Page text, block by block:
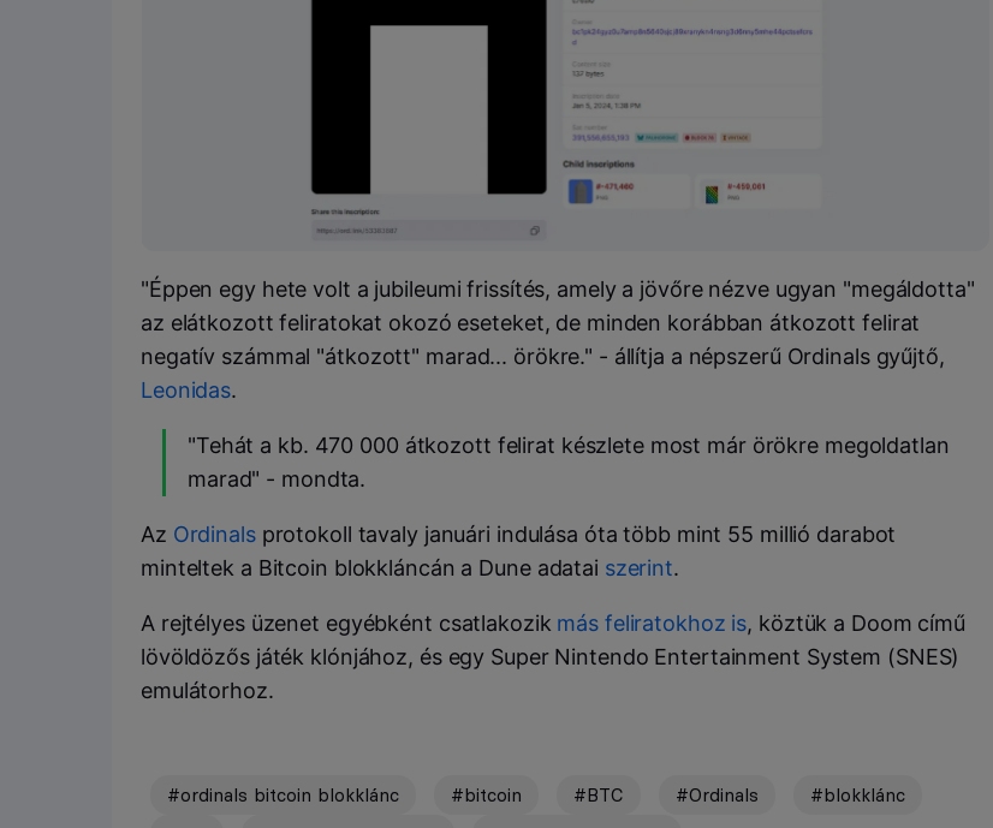
"Éppen egy hete volt a jubileumi frissítés, amely a jövőre nézve ugyan "megáldotta"
az elátkozott feliratokat okozó eseteket, de minden korábban átkozott felirat
negatív számmal "átkozott" marad... örökre." - állítja a népszerű Ordinals gyűjtő,
Leonidas.
"Tehát a kb. 470 000 átkozott felirat készlete most már örökre megoldatlan
marad" - mondta.
Az Ordinals protokoll tavaly januári indulása óta több mint 55 millió darabot
minteltek a Bitcoin blokkláncán a Dune adatai szerint.
A rejtélyes üzenet egyébként csatlakozik más feliratokhoz is, köztük a Doom című
lövöldözős játék klónjához, és egy Super Nintendo Entertainment System (SNES)
emulátorhoz.
#ordinals bitcoin blokklánc #bitcoin #BTC #Ordinals
#blokklánc